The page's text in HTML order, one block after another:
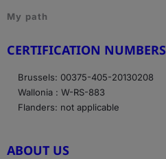
My path
CERTIFICATION NUMBERS
Brussels: 00375-405-20130208
Wallonia : W-RS-883
Flanders: not applicable
ABOUT US